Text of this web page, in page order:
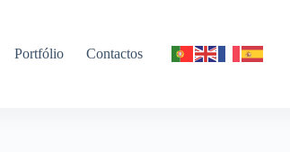
Portfólio Contactos